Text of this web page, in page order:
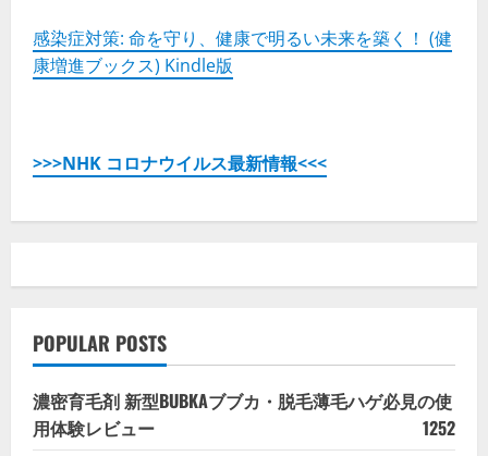
ト!!
の
詳
細
だ
さ
感染症対策: 命を守り、健康で明るい未来を築く！ (健
康増進ブックス) Kindle版
>>>NHK コロナウイルス最新情報<<<
POPULAR POSTS
濃密育毛剤 新型BUBKAブブカ・脱毛薄毛ハゲ必見の使
用体験レビュー
1252